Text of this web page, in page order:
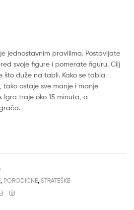
jednostavnim pravilima. Postavljate
svoje figure i pomerate figuru. Cilj
što duže na tabli. Kako se tabla
ostaje sve manje i manje
Igra traje oko 15 minuta, a
, PORODIČNE, STRATEŠKE
EmailInstagram